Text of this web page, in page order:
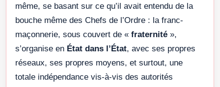
même, se basant sur ce qu’il avait entendu de la
bouche même des Chefs de l’Ordre : la franc-
maçonnerie, sous couvert de « fraternité »,
s’organise en État dans l’État, avec ses propres
réseaux, ses propres moyens, et surtout, une
totale indépendance vis-à-vis des autorités